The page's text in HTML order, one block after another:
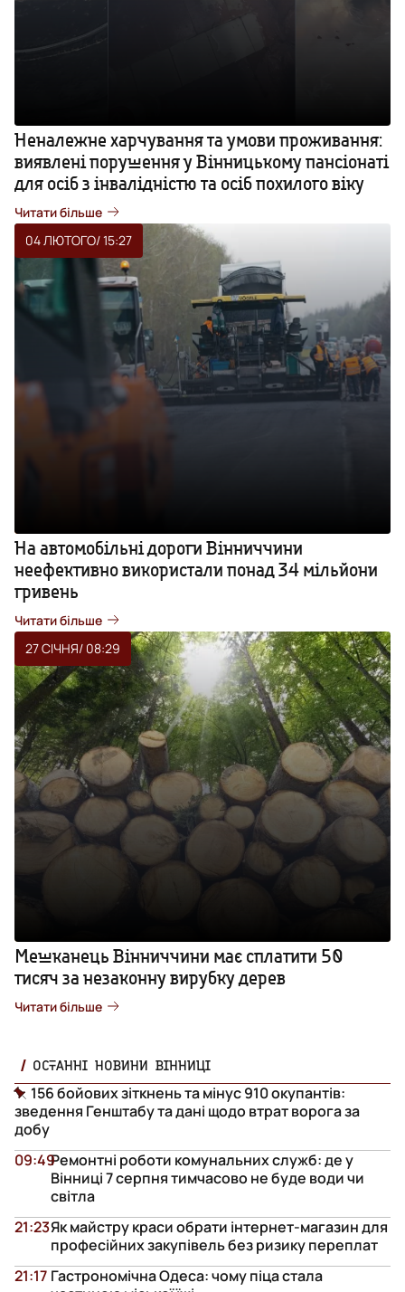
Неналежне харчування та умови проживання:
виявлені порушення у Вінницькому пансіонаті
для осіб з інвалідністю та осіб похилого віку
Читати більше
04 ЛЮТОГО/ 15:27
На автомобільні дороги Вінниччини
неефективно використали понад 34 мільйони
гривень
Читати більше
27 СІЧНЯ/ 08:29
Мешканець Вінниччини має сплатити 50
тисяч за незаконну вирубку дерев
Читати більше
ОСТАННІ НОВИНИ ВІННИЦІ
156 бойових зіткнень та мінус 910 окупантів:
зведення Генштабу та дані щодо втрат ворога за
добу
Ремонтні роботи комунальних служб: де у
Вінниці 7 серпня тимчасово не буде води чи
світла
09:49
Як майстру краси обрати інтернет-магазин для
професійних закупівель без ризику переплат
21:23
Гастрономічна Одеса: чому піца стала
21:17